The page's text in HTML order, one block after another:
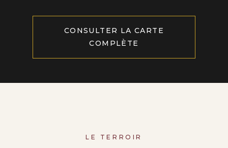
CONSULTER LA CARTE
COMPLÈTE
LE TERROIR